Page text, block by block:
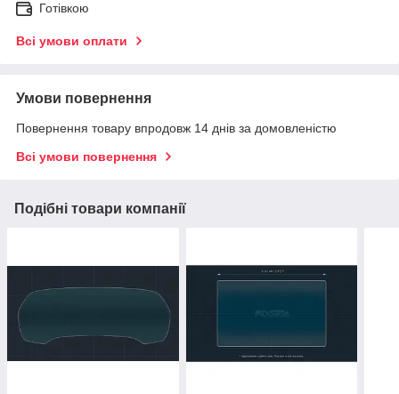
Готівкою
Всі умови оплати
Умови повернення
Повернення товару впродовж 14 днів за домовленістю
Всі умови повернення
Подібні товари компанії